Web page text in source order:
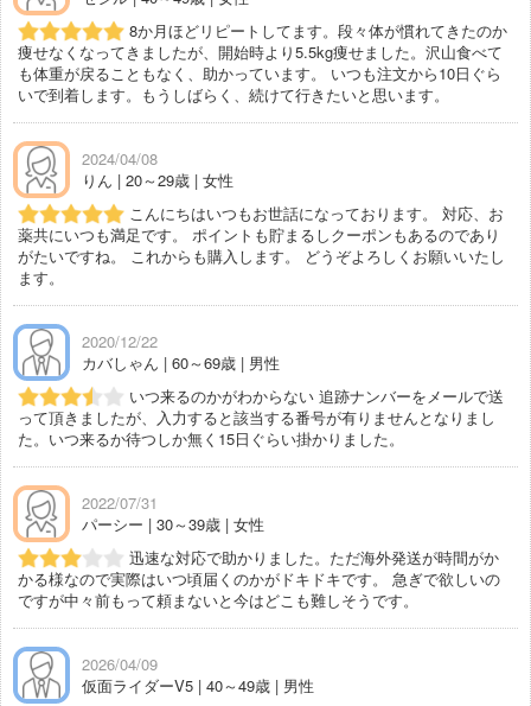
8か月ほどリピートしてます。段々体が慣れてきたのか
痩せなくなってきましたが、開始時より5.5kg痩せました。沢山食べて
も体重が戻ることもなく、助かっています。 いつも注文から10日ぐら
いで到着します。もうしばらく、続けて行きたいと思います。
2024/04/08
りん | 20～29歳 | 女性
こんにちはいつもお世話になっております。 対応、お
薬共にいつも満足です。 ポイントも貯まるしクーポンもあるのであり
がたいですね。 これからも購入します。 どうぞよろしくお願いいたし
ます。
2020/12/22
カバしゃん | 60～69歳 | 男性
いつ来るのかがわからない 追跡ナンバーをメールで送
って頂きましたが、入力すると該当する番号が有りませんとなりまし
た。いつ来るか待つしか無く15日ぐらい掛かりました。
2022/07/31
パーシー | 30～39歳 | 女性
迅速な対応で助かりました。ただ海外発送が時間がか
かる様なので実際はいつ頃届くのかがドキドキです。 急ぎで欲しいの
ですが中々前もって頼まないと今はどこも難しそうです。
2026/04/09
仮面ライダーV5 | 40～49歳 | 男性